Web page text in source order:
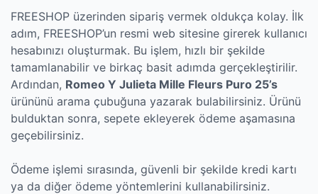
FREESHOP üzerinden sipariş vermek oldukça kolay. İlk
adım, FREESHOP’un resmi web sitesine girerek kullanıcı
hesabınızı oluşturmak. Bu işlem, hızlı bir şekilde
tamamlanabilir ve birkaç basit adımda gerçekleştirilir.
Ardından, Romeo Y Julieta Mille Fleurs Puro 25’s
ürününü arama çubuğuna yazarak bulabilirsiniz. Ürünü
bulduktan sonra, sepete ekleyerek ödeme aşamasına
geçebilirsiniz.
Ödeme işlemi sırasında, güvenli bir şekilde kredi kartı
ya da diğer ödeme yöntemlerini kullanabilirsiniz.